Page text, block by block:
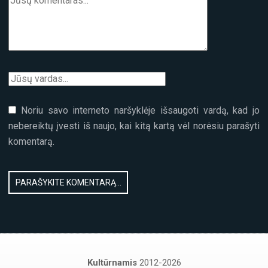
Noriu savo interneto naršyklėje išsaugoti vardą, kad jo
nebereiktų įvesti iš naujo, kai kitą kartą vėl norėsiu parašyti
komentarą.
Kultūrnamis 2012-2026